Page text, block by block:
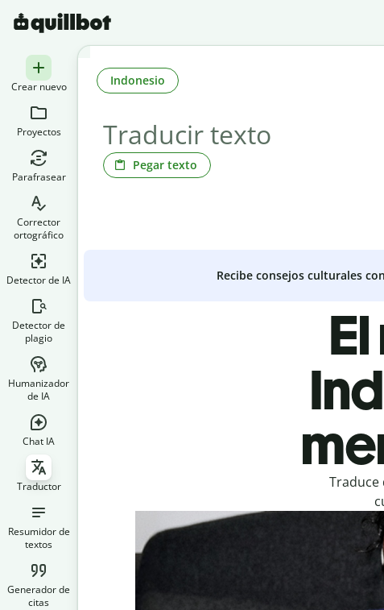
Crear nuevo
Proyectos
Parafrasear
Corrector
ortográfico
Detector de IA
Detector de
plagio
Humanizador
de IA
Chat IA
Traductor
Resumidor de
textos
Generador de
citas
Pegar texto
Indonesio
Recibe consejos culturales
Traduce